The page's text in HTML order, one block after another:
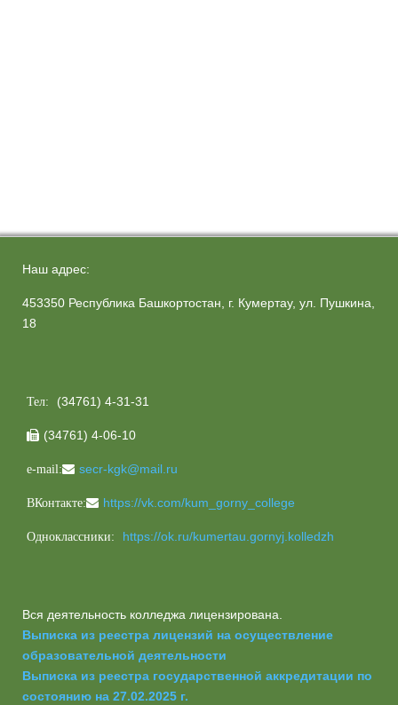
Наш адрес:
453350 Республика Башкортостан, г. Кумертау, ул. Пушкина,
18
Тел: (34761) 4-31-31
 (34761) 4-06-10
e-mail: secr-kgk@mail.ru
ВКонтакте: https://vk.com/kum_gorny_college
Одноклассники: https://ok.ru/kumertau.gornyj.kolledzh
Вся деятельность колледжа лицензирована.
Выписка из реестра лицензий на осуществление
образовательной деятельности
Выписка из реестра государственной аккредитации по
состоянию на 27.02.2025 г.